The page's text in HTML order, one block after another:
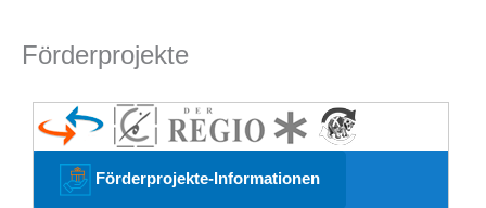
Förderprojekte
Förderprojekte-Informationen